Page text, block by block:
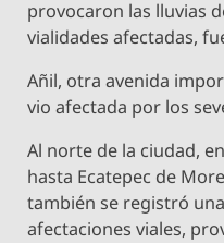
provocaron las lluvias
vialidades afectadas,
Añil, otra avenida
vio afectada por los
Al norte de la ciudad,
hasta Ecatepec de
también se registró
afectaciones viales,